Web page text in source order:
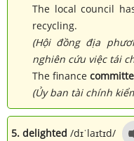
The local council
recycling.
(Hội đồng địa
nghiên cứu việc tái
The finance
(Ủy ban tài chính
5. delighted /dɪˈlaɪtɪd/